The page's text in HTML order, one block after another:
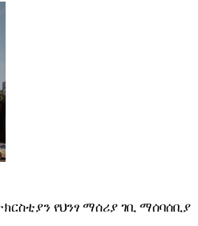
የህንፃ ማሰሪያ ገቢ ማሰባሰቢያ